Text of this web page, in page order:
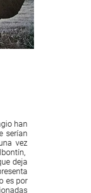
han
serían
vez
deja
es por